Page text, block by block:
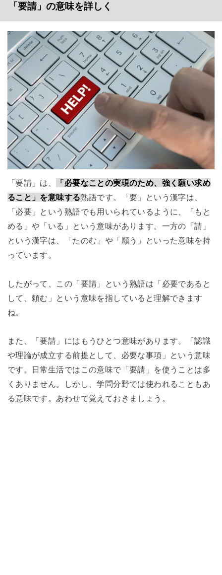
「要請」の意味を詳しく
「要請」は、
「必要なことの実現のため、強く願い求め
ること」を意味する熟語です。「要」という漢字は、
「必要」という熟語でも用いられているように、「もと
める」や「いる」という意味があります。一方の「請」
という漢字は、「たのむ」や「願う」といった意味を持
っています。
したがって、この「要請」という熟語は「必要であると
して、頼む」という意味を指していると理解できます
ね。
また、「要請」にはもうひとつ意味があります。「認識
や理論が成立する前提として、必要な事項」という意味
です。日常生活ではこの意味で「要請」を使うことは多
くありません。しかし、学問分野では使われることもあ
る意味です。あわせて覚えておきましょう。